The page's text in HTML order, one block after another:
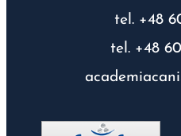
tel. +48
tel. +48